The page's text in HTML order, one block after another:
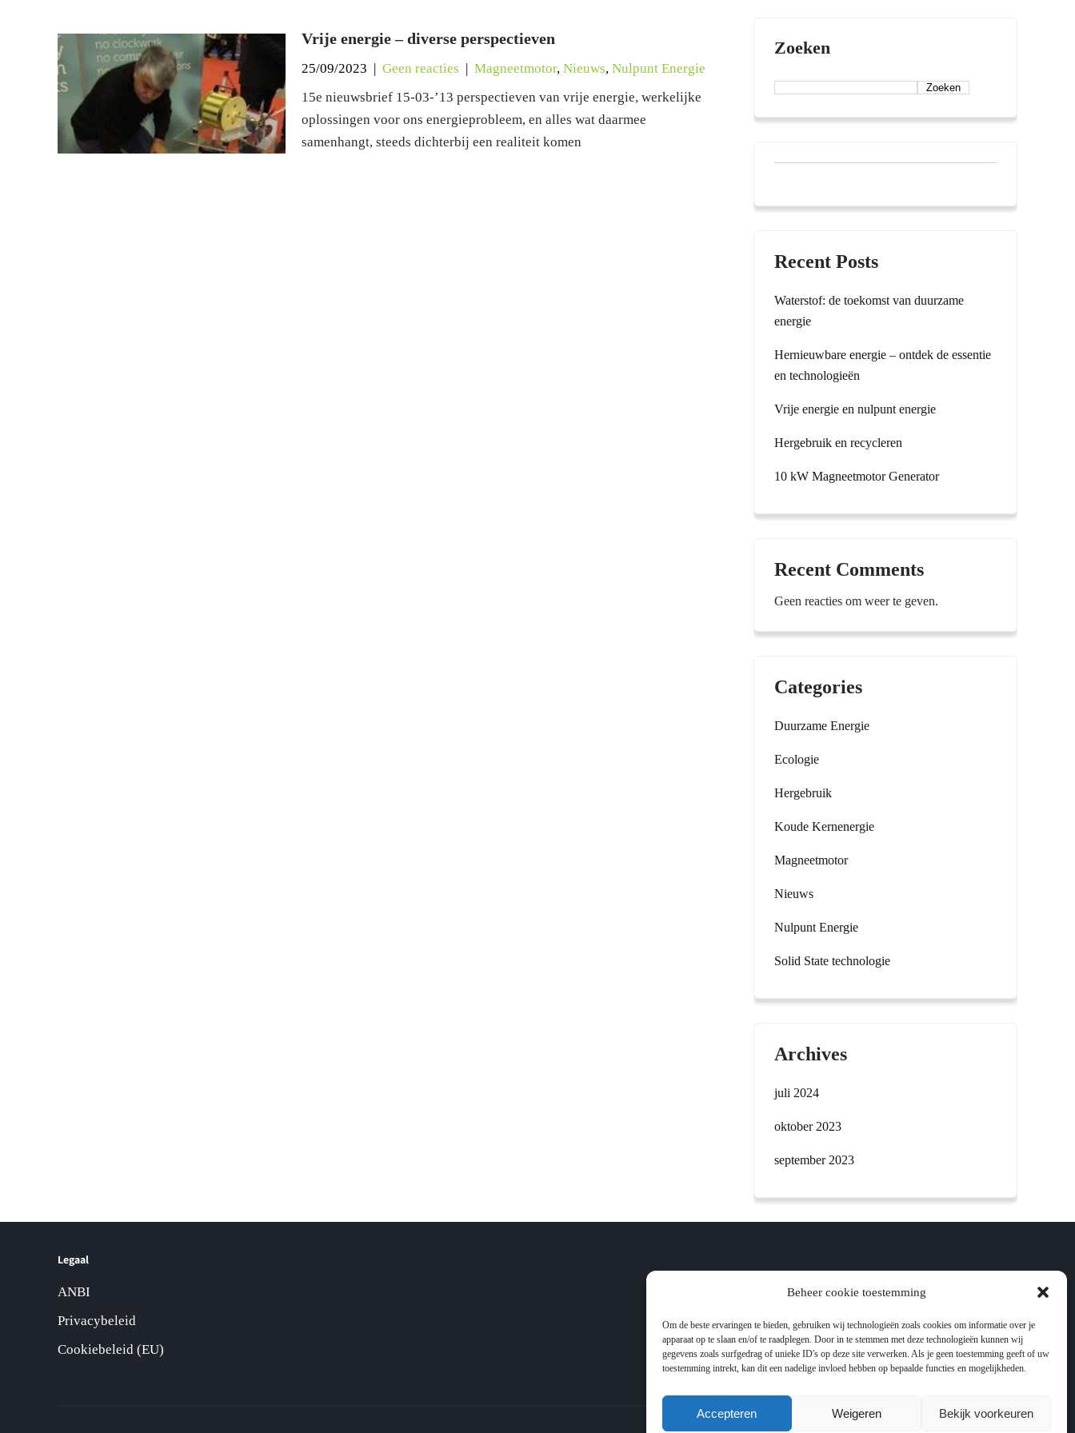
Beheer cookie toestemming
Om de beste ervaringen te bieden, gebruiken wij technologieën zoals cookies om informatie over je
apparaat op te slaan en/of te raadplegen. Door in te stemmen met deze technologieën kunnen wij
gegevens zoals surfgedrag of unieke ID's op deze site verwerken. Als je geen toestemming geeft of uw
toestemming intrekt, kan dit een nadelige invloed hebben op bepaalde functies en mogelijkheden.
Accepteren Weigeren Bekijk voorkeuren
Vrije energie – diverse perspectieven
25/09/2023 |Geen reacties |Magneetmotor,Nieuws,Nulpunt Energie
15e nieuwsbrief 15-03-’13 perspectieven van vrije energie, werkelijke
oplossingen voor ons energieprobleem, en alles wat daarmee
samenhangt, steeds dichterbij een realiteit komen
Zoeken
Zoeken
Recent Posts
Waterstof: de toekomst van duurzame
energie
Hernieuwbare energie – ontdek de essentie
en technologieën
Vrije energie en nulpunt energie
Hergebruik en recycleren
10 kW Magneetmotor Generator
Recent Comments
Geen reacties om weer te geven.
Categories
Duurzame Energie
Ecologie
Hergebruik
Koude Kernenergie
Magneetmotor
Nieuws
Nulpunt Energie
Solid State technologie
Archives
juli 2024
oktober 2023
september 2023
Legaal
ANBI
Privacybeleid
Cookiebeleid (EU)